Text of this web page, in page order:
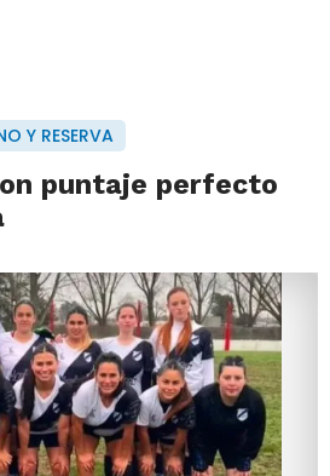
Y RESERVA
puntaje perfecto